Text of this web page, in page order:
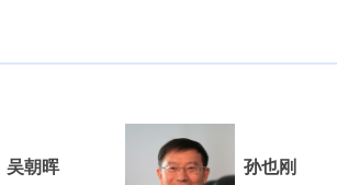
吴朝晖 孙也刚